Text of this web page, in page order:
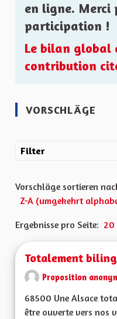
en ligne. Merci
participation !
Le bilan global
contribution
VORSCHLÄGE
Filter
Vorschläge sortieren
Z-A (umgekehrt
Ergebnisse pro Seite: 20
Totalement
Proposition
68500 Une Alsace
être ouverte vers nos